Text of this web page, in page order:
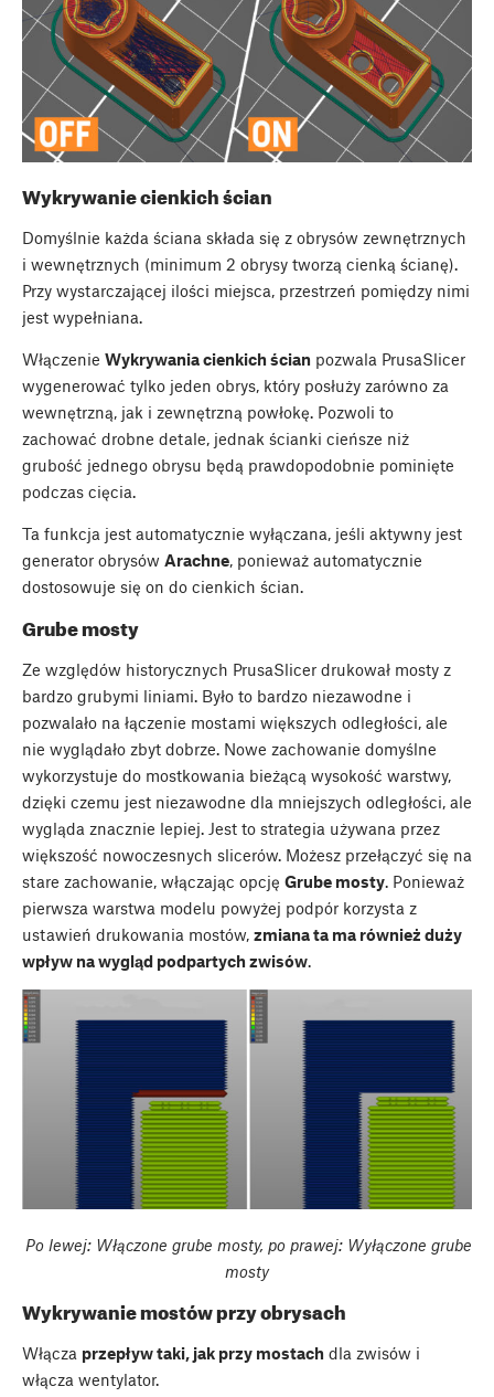
Wykrywanie cienkich ścian
Domyślnie każda ściana składa się z obrysów zewnętrznych
i wewnętrznych (minimum 2 obrysy tworzą cienką ścianę).
Przy wystarczającej ilości miejsca, przestrzeń pomiędzy nimi
jest wypełniana.
Włączenie Wykrywania cienkich ścian pozwala PrusaSlicer
wygenerować tylko jeden obrys, który posłuży zarówno za
wewnętrzną, jak i zewnętrzną powłokę. Pozwoli to
zachować drobne detale, jednak ścianki cieńsze niż
grubość jednego obrysu będą prawdopodobnie pominięte
podczas cięcia.
Ta funkcja jest automatycznie wyłączana, jeśli aktywny jest
generator obrysów Arachne, ponieważ automatycznie
dostosowuje się on do cienkich ścian.
Grube mosty
Ze względów historycznych PrusaSlicer drukował mosty z
bardzo grubymi liniami. Było to bardzo niezawodne i
pozwalało na łączenie mostami większych odległości, ale
nie wyglądało zbyt dobrze. Nowe zachowanie domyślne
wykorzystuje do mostkowania bieżącą wysokość warstwy,
dzięki czemu jest niezawodne dla mniejszych odległości, ale
wygląda znacznie lepiej. Jest to strategia używana przez
większość nowoczesnych slicerów. Możesz przełączyć się na
stare zachowanie, włączając opcję Grube mosty. Ponieważ
pierwsza warstwa modelu powyżej podpór korzysta z
ustawień drukowania mostów, zmiana ta ma również duży
wpływ na wygląd podpartych zwisów.
Po lewej: Włączone grube mosty, po prawej: Wyłączone grube
mosty
Wykrywanie mostów przy obrysach
Włącza przepływ taki, jak przy mostach dla zwisów i
włącza wentylator.